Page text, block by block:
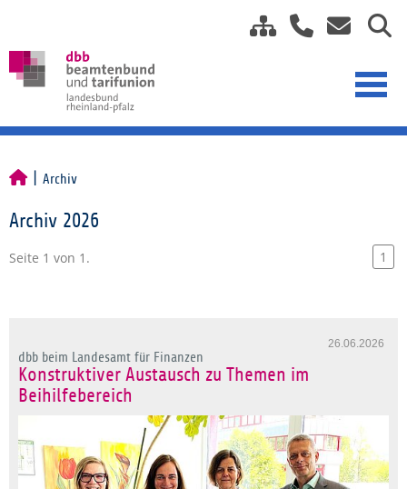
Archiv
Archiv 2026
Seite 1 von 1. 1
26.06.2026
dbb beim Landesamt für Finanzen
Konstruktiver Austausch zu Themen im
Beihilfebereich